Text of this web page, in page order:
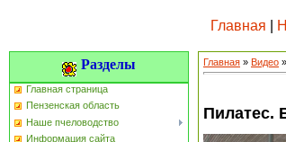
Главная
Разделы
Главная страница
Пензенская область
Наше пчеловодство
Информация сайта
Главная » Видео »
Пилатес.